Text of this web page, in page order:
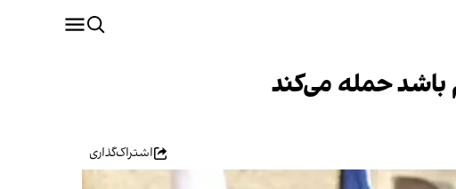
باشد حمله می‌کند
اشتراک‌گذاری